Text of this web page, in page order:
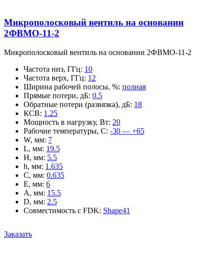
Микрополосковый вентиль на основании
2ФВМO-11-2
Микрополосковый вентиль на основании 2ФВМO-11-2
Частота низ, ГГц: 10
Частота верх, ГГц: 12
Ширина рабочей полосы, %: полная
Прямые потери, дБ: 0.5
Обратные потери (развязка), дБ: 18
КСВ: 1.25
Мощность в нагрузку, Вт: 20
Рабочие температуры, С: -30 — +65
W, мм: 7
L, мм: 19.5
H, мм: 5.5
h, мм: 1.635
C, мм: 0.635
E, мм: 6
A, мм: 15.5
D, мм: 2.5
Совместимость с FDK: Shape41
Заказать